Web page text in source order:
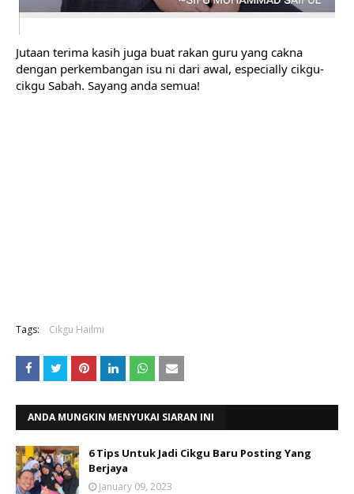
Jutaan terima kasih juga buat rakan guru yang cakna
dengan perkembangan isu ni dari awal, especially cikgu-
cikgu Sabah. Sayang anda semua!
Tags: Cikgu Hailmi
ANDA MUNGKIN MENYUKAI SIARAN INI
6 Tips Untuk Jadi Cikgu Baru Posting Yang
Berjaya
January 09, 2023